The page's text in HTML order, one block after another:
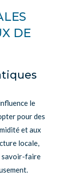
DE
le
pour des
et aux
locale,
savoir-faire